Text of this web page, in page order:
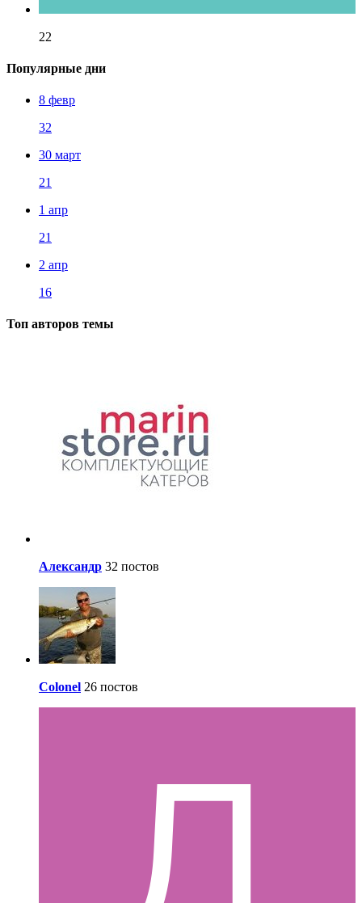
22
Популярные дни
8 февр
32
30 март
21
1 апр
21
2 апр
16
Топ авторов темы
Александр 32 постов
Colonel 26 постов